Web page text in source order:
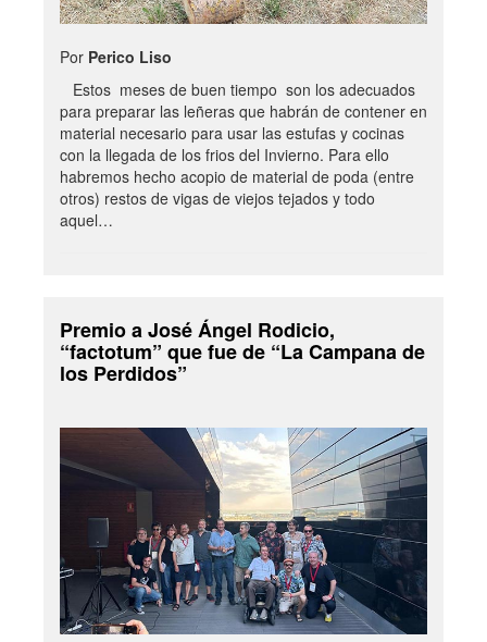
Por Perico Liso
Estos meses de buen tiempo son los adecuados
para preparar las leñeras que habrán de contener en
material necesario para usar las estufas y cocinas
con la llegada de los frios del Invierno. Para ello
habremos hecho acopio de material de poda (entre
otros) restos de vigas de viejos tejados y todo
aquel…
Premio a José Ángel Rodicio,
“factotum” que fue de “La Campana de
los Perdidos”